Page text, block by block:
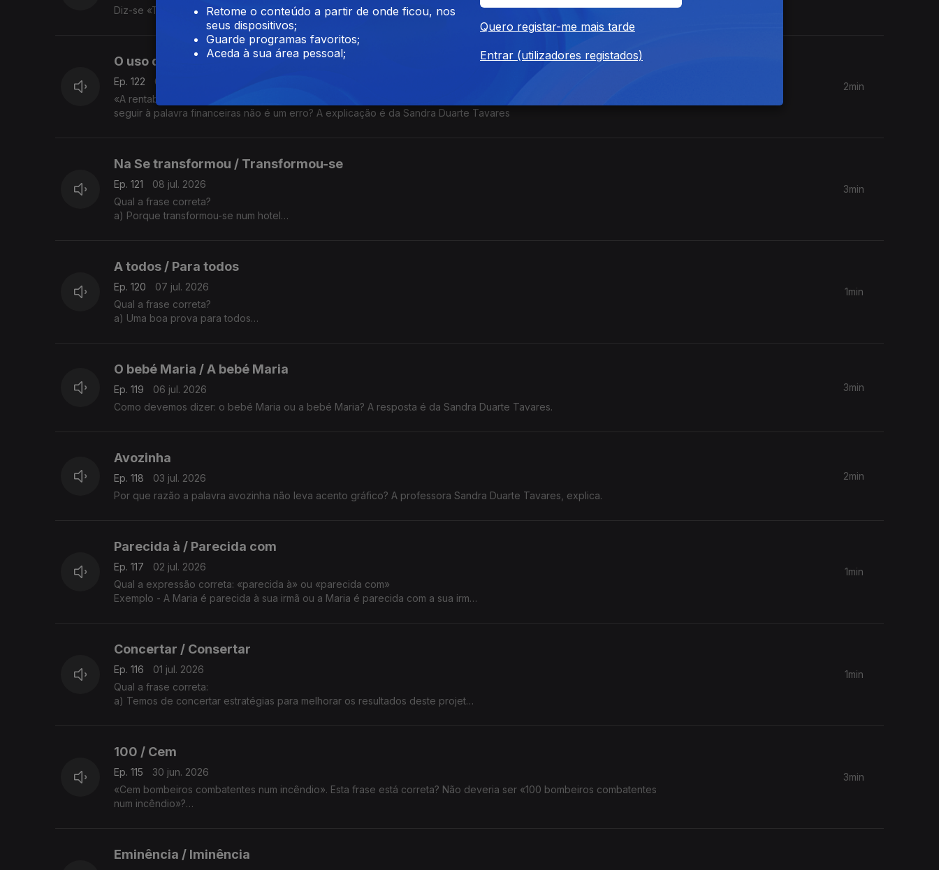
Diz-se «Tinha a etapa ganha» ou «Tinha a etapa ganhada»? A explicação é da Sandra Duarte Tavares.
O uso da vírgula
Ep. 122
09 jul. 2026
«A rentabilidade de todas as operações financeiras, foi avalida pela administração». Esta frase está correta? A vírgula a
seguir à palavra financeiras não é um erro? A explicação é da Sandra Duarte Tavares
2min
Na Se transformou / Transformou-se
Ep. 121
08 jul. 2026
Qual a frase correta?
a) Porque transformou-se num hotel
3min
A todos / Para todos
Ep. 120
07 jul. 2026
Qual a frase correta?
a) Uma boa prova para todos
1min
O bebé Maria / A bebé Maria
Ep. 119
06 jul. 2026
Como devemos dizer: o bebé Maria ou a bebé Maria? A resposta é da Sandra Duarte Tavares.
3min
Avozinha
Ep. 118
03 jul. 2026
Por que razão a palavra avozinha não leva acento gráfico? A professora Sandra Duarte Tavares, explica.
2min
Parecida à / Parecida com
Ep. 117
02 jul. 2026
Qual a expressão correta: «parecida à» ou «parecida com»
Exemplo - A Maria é parecida à sua irmã ou a Maria é parecida com a sua irmã?
1min
Concertar / Consertar
Ep. 116
01 jul. 2026
Qual a frase correta:
a) Temos de concertar estratégias para melhorar os resultados deste projeto.
1min
100 / Cem
Ep. 115
30 jun. 2026
«Cem bombeiros combatentes num incêndio». Esta frase está correta? Não deveria ser «100 bombeiros combatentes
num incêndio»?
3min
Eminência / Iminência
Retome o conteúdo a partir de onde ficou, nos
seus dispositivos;
Guarde programas favoritos;
Aceda à sua área pessoal;
Quero registar-me mais tarde
Entrar (utilizadores registados)